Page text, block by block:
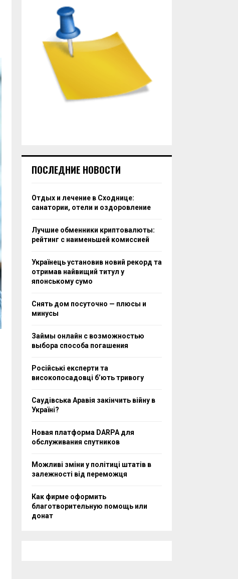
ПОСЛЕДНИЕ НОВОСТИ
Отдых и лечение в Сходнице:
санатории, отели и оздоровление
Лучшие обменники криптовалюты:
рейтинг с наименьшей комиссией
Українець установив новий рекорд та
отримав найвищий титул у
японському сумо
Снять дом посуточно — плюсы и
минусы
Займы онлайн с возможностью
выбора способа погашения
Російські експерти та
високопосадовці бʼють тривогу
Саудівська Аравія закінчить війну в
Україні?
Новая платформа DARPA для
обслуживания спутников
Можливі зміни у політиці штатів в
залежності від переможця
Как фирме оформить
благотворительную помощь или
донат